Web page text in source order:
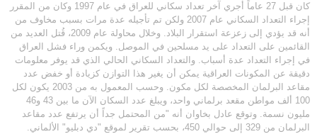
كان قبل 27 عاماً أجري آخر تعداد سكاني للعراق في عام 1997 وكان من المقرر
إجراء التعداد السكاني عام 2007 ولكن تم تأجيله عدة مرات بسبب مخاوف من
أنه قد يؤدي إلى زعزعة استقرار البلاد. وخلال محاولة عام 2009، قُتل العديد من
القائمين على التعداد على يد مسلحين في الموصل. ويكمن وراء فشل العراق
في إجراء التعداد عدة أسباب. والتعداد السكاني الحالي الذي قد يوفر معلومات
دقيقة عن المكونات العراقية يمكن أن يغير هذا التوازن كزيادة أو خفض عدد
مقاعد البرلمان المخصصة لكل مكون. وحسب المعمول به من 2003 يكون لكل
100 ألف مواطن مقعد برلماني واحد، ويبلغ عدد السكان الآن ما بين 43 و46
مليون نسمة. وتوقع عادل بخاوان أنه "من المحتمل جداً أن يرتفع عدد مقاعد
البرلمان من 329 إلى حوالي 450، بحسب تقرير لموقع "دي دبليو" الألماني.